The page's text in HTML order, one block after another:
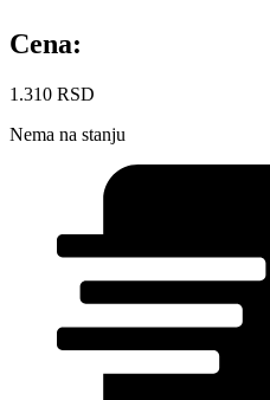
Cena:
1.310 RSD
Nema na stanju